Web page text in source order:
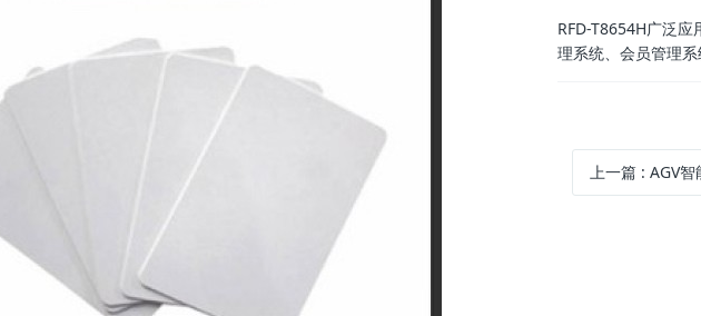
RFD-T8654H广泛
理系统、会员管理
上一篇: AGV智